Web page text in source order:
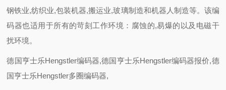
钢铁业,纺织业,包装机器,搬运业,玻璃制造和机器人制造等。该编
码器也适用于所有的苛刻工作环境：腐蚀的,易爆的以及电磁干
扰环境。
德国亨士乐Hengstler编码器,德国亨士乐Hengstler编码器报价,德
国亨士乐Hengstler多圈编码器,